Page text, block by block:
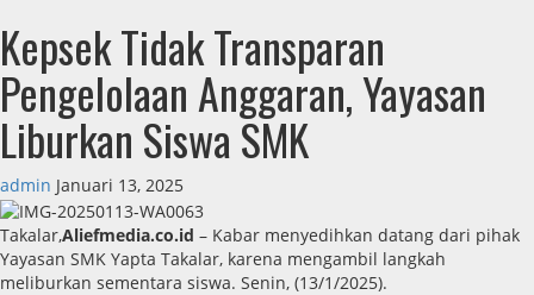
Kepsek Tidak Transparan
Pengelolaan Anggaran, Yayasan
Liburkan Siswa SMK
admin Januari 13, 2025
Takalar,Aliefmedia.co.id – Kabar menyedihkan datang dari pihak
Yayasan SMK Yapta Takalar, karena mengambil langkah
meliburkan sementara siswa. Senin, (13/1/2025).